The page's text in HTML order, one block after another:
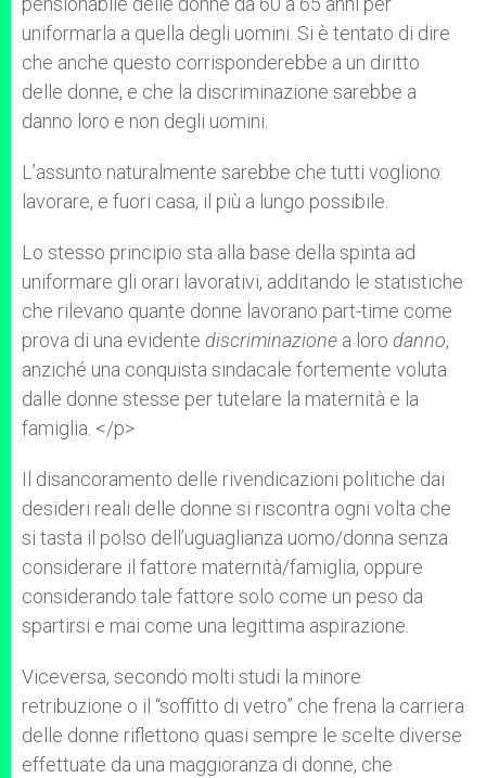
uniformarla a quella degli uomini. Si è tentato di dire
che anche questo corrisponderebbe a un diritto
delle donne, e che la discriminazione sarebbe a
danno loro e non degli uomini.
L’assunto naturalmente sarebbe che tutti vogliono
lavorare, e fuori casa, il più a lungo possibile.
Lo stesso principio sta alla base della spinta ad
uniformare gli orari lavorativi, additando le statistiche
che rilevano quante donne lavorano part-time come
prova di una evidente discriminazione a loro danno,
anziché una conquista sindacale fortemente voluta
dalle donne stesse per tutelare la maternità e la
famiglia. </p>
Il disancoramento delle rivendicazioni politiche dai
desideri reali delle donne si riscontra ogni volta che
si tasta il polso dell’uguaglianza uomo/donna senza
considerare il fattore maternità/famiglia, oppure
considerando tale fattore solo come un peso da
spartirsi e mai come una legittima aspirazione.
Viceversa, secondo molti studi la minore
retribuzione o il “soffitto di vetro” che frena la carriera
delle donne riflettono quasi sempre le scelte diverse
effettuate da una maggioranza di donne, che